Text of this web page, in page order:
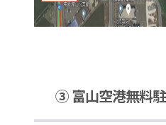
③ 富山空港無料